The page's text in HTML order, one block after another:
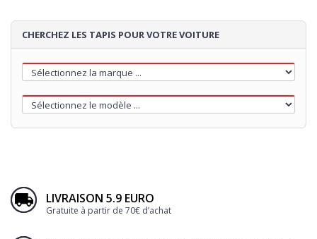
CHERCHEZ LES TAPIS POUR VOTRE VOITURE
LIVRAISON 5.9 EURO
Gratuite à partir de 70€ d’achat